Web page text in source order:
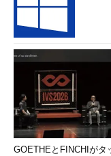
GOETHEとFINCHIがタ